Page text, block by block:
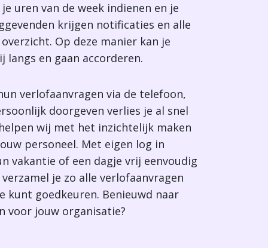
uren van de week indienen en je
krijgen notificaties en alle
Op deze manier kan je
langs en gaan accorderen.
verlofaanvragen via de telefoon,
doorgeven verlies je al snel
wij met het inzichtelijk maken
personeel. Met eigen log in
vakantie of een dagje vrij eenvoudig
je zo alle verlofaanvragen
kunt goedkeuren. Benieuwd naar
voor jouw organisatie?